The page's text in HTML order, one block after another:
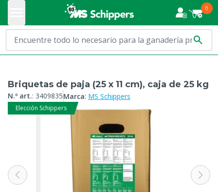
0
Briquetas de paja (25 x 11 cm), caja de 25 kg
N.º art.: 3409835Marca: MS Schippers
Elección Schippers